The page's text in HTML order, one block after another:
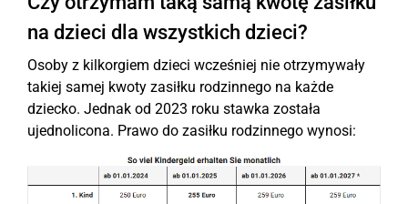
na dzieci dla wszystkich dzieci?
Osoby z kilkorgiem dzieci wcześniej nie otrzymywały
takiej samej kwoty zasiłku rodzinnego na każde
dziecko. Jednak od 2023 roku stawka została
ujednolicona. Prawo do zasiłku rodzinnego wynosi: